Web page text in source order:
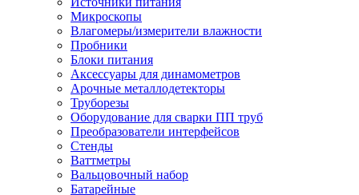
Микроскопы
Влагомеры/измерители влажности
Пробники
Блоки питания
Аксессуары для динамометров
Арочные металлодетекторы
Труборезы
Оборудование для сварки ПП труб
Преобразователи интерфейсов
Стенды
Ваттметры
Вальцовочный набор
Батарейные